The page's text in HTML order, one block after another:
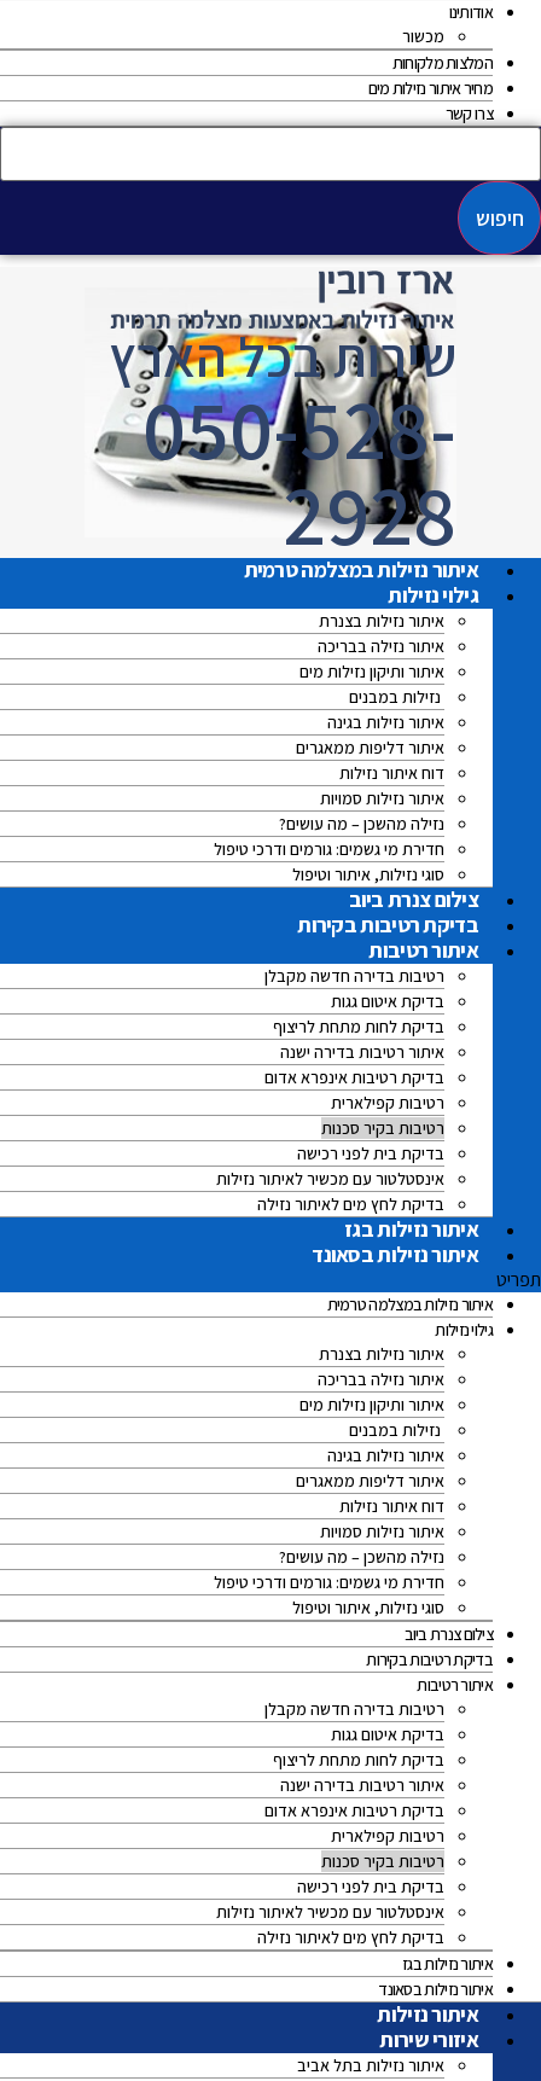
אודותינו
מכשור
המלצות מלקוחות
מחיר איתור נזילות מים
צרו קשר
חיפוש
שירות בכל הארץ
050-528-
2928
איתור נזילות במצלמה טרמית
גילוי נזילות
איתור נזילות בצנרת
איתור נזילה בבריכה
איתור ותיקון נזילות מים
נזילות במבנים
איתור נזילות בגינה
איתור דליפות ממאגרים
דוח איתור נזילות
איתור נזילות סמויות
נזילה מהשכן – מה עושים?
חדירת מי גשמים: גורמים ודרכי טיפול
סוגי נזילות, איתור וטיפול
צילום צנרת ביוב
בדיקת רטיבות בקירות
איתור רטיבות
רטיבות בדירה חדשה מקבלן
בדיקת איטום גגות
בדיקת לחות מתחת לריצוף
איתור רטיבות בדירה ישנה
בדיקת רטיבות אינפרא אדום
רטיבות קפילארית
רטיבות בקיר סכנות
בדיקת בית לפני רכישה
אינסטלטור עם מכשיר לאיתור נזילות
בדיקת לחץ מים לאיתור נזילה
איתור נזילות בגז
איתור נזילות בסאונד
תפריט
איתור נזילות במצלמה טרמית
גילוי נזילות
איתור נזילות בצנרת
איתור נזילה בבריכה
איתור ותיקון נזילות מים
נזילות במבנים
איתור נזילות בגינה
איתור דליפות ממאגרים
דוח איתור נזילות
איתור נזילות סמויות
נזילה מהשכן – מה עושים?
חדירת מי גשמים: גורמים ודרכי טיפול
סוגי נזילות, איתור וטיפול
צילום צנרת ביוב
בדיקת רטיבות בקירות
איתור רטיבות
רטיבות בדירה חדשה מקבלן
בדיקת איטום גגות
בדיקת לחות מתחת לריצוף
איתור רטיבות בדירה ישנה
בדיקת רטיבות אינפרא אדום
רטיבות קפילארית
רטיבות בקיר סכנות
בדיקת בית לפני רכישה
אינסטלטור עם מכשיר לאיתור נזילות
בדיקת לחץ מים לאיתור נזילה
איתור נזילות בגז
איתור נזילות בסאונד
איתור נזילות
איזורי שירות
איתור נזילות בתל אביב